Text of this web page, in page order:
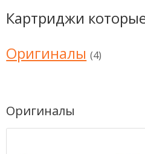
Картриджи
Оригиналы (4)
Оригиналы